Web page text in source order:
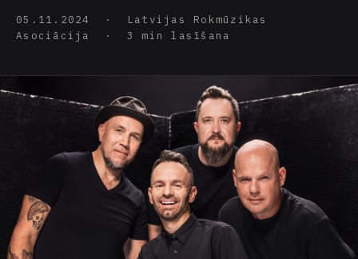
05.11.2024 · Latvijas Rokmūzikas
Asociācija · 3 min lasīšana